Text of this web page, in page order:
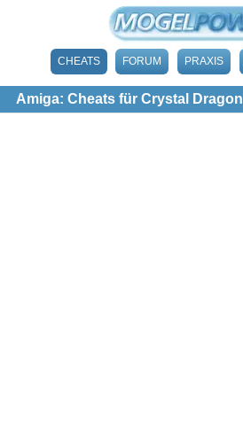
CHEATS FORUM PRAXIS
Amiga: Cheats für Crystal Dragon